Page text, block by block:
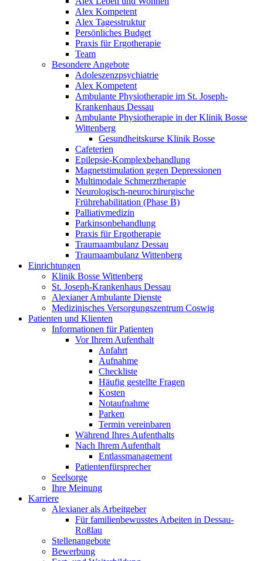
Alex Kompetent
Alex Tagesstruktur
Persönliches Budget
Praxis für Ergotherapie
Team
Besondere Angebote
Adoleszenzpsychiatrie
Alex Kompetent
Ambulante Physiotherapie im St. Joseph-
Krankenhaus Dessau
Ambulante Physiotherapie in der Klinik Bosse
Wittenberg
Gesundheitskurse Klinik Bosse
Cafeterien
Epilepsie-Komplexbehandlung
Magnetstimulation gegen Depressionen
Multimodale Schmerztherapie
Neurologisch-neurochirurgische
Frührehabilitation (Phase B)
Palliativmedizin
Parkinsonbehandlung
Praxis für Ergotherapie
Traumaambulanz Dessau
Traumaambulanz Wittenberg
Einrichtungen
Klinik Bosse Wittenberg
St. Joseph-Krankenhaus Dessau
Alexianer Ambulante Dienste
Medizinisches Versorgungszentrum Coswig
Patienten und Klienten
Informationen für Patienten
Vor Ihrem Aufenthalt
Anfahrt
Aufnahme
Checkliste
Häufig gestellte Fragen
Kosten
Notaufnahme
Parken
Termin vereinbaren
Während Ihres Aufenthalts
Nach Ihrem Aufenthalt
Entlassmanagement
Patientenfürsprecher
Seelsorge
Ihre Meinung
Karriere
Alexianer als Arbeitgeber
Für familienbewusstes Arbeiten in Dessau-
Roßlau
Stellenangebote
Bewerbung